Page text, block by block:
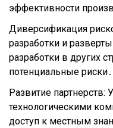
эффективности
Диверсификация
разработки и
разработки в других
потенциальные риски․
Развитие партнерств:
технологическими
доступ к местным